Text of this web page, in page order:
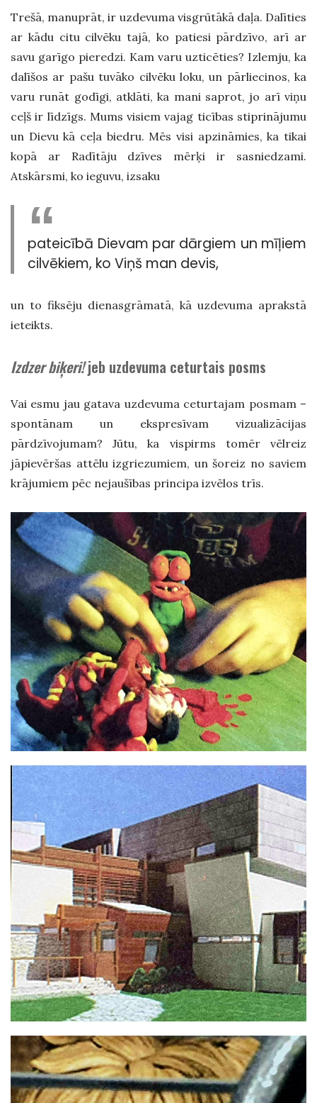
Trešā, manuprāt, ir uzdevuma visgrūtākā daļa. Dalīties
ar kādu citu cilvēku tajā, ko patiesi pārdzīvo, arī ar
savu garīgo pieredzi. Kam varu uzticēties? Izlemju, ka
dalīšos ar pašu tuvāko cilvēku loku, un pārliecinos, ka
varu runāt godīgi, atklāti, ka mani saprot, jo arī viņu
ceļš ir līdzīgs. Mums visiem vajag ticības stiprinājumu
un Dievu kā ceļa biedru. Mēs visi apzināmies, ka tikai
kopā ar Radītāju dzīves mērķi ir sasniedzami.
Atskārsmi, ko ieguvu, izsaku
pateicībā Dievam par dārgiem un mīļiem
cilvēkiem, ko Viņš man devis,
un to fiksēju dienasgrāmatā, kā uzdevuma aprakstā
ieteikts.
Izdzer biķeri!jeb uzdevuma ceturtais posms
Vai esmu jau gatava uzdevuma ceturtajam posmam –
spontānam un ekspresīvam vizualizācijas
pārdzīvojumam? Jūtu, ka vispirms tomēr vēlreiz
jāpievēršas attēlu izgriezumiem, un šoreiz no saviem
krājumiem pēc nejaušības principa izvēlos trīs.